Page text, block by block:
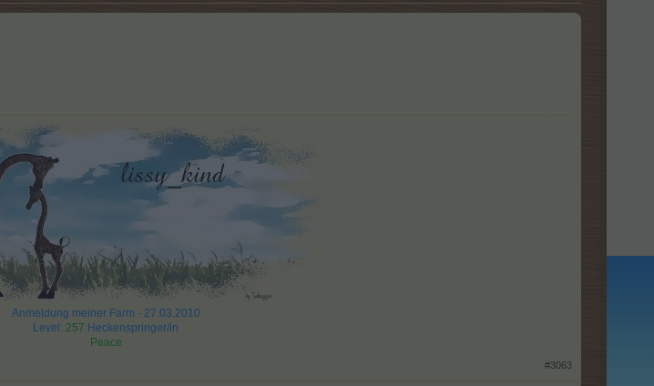
Anmeldung meiner Farm - 27.03.2010
Level: 257 Heckenspringer/in
Peace
#3063